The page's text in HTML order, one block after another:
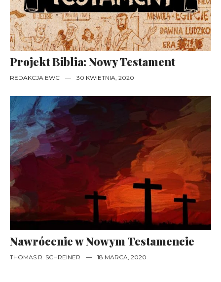
Projekt Biblia: Nowy Testament
REDAKCJA EWC — 30 KWIETNIA, 2020
Nawrócenie w Nowym Testamencie
THOMAS R. SCHREINER — 18 MARCA, 2020